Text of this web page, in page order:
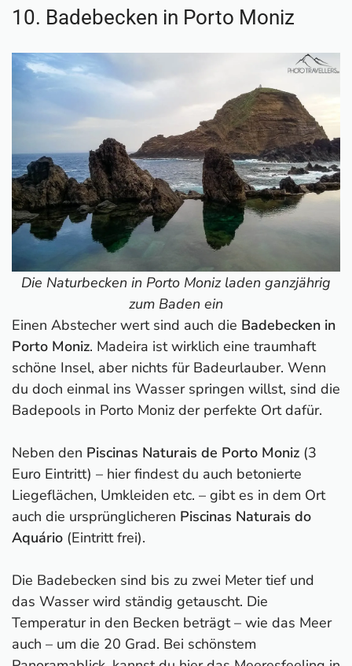
10. Badebecken in Porto Moniz
Die Naturbecken in Porto Moniz laden ganzjährig
zum Baden ein
Einen Abstecher wert sind auch die Badebecken in
Porto Moniz. Madeira ist wirklich eine traumhaft
schöne Insel, aber nichts für Badeurlauber. Wenn
du doch einmal ins Wasser springen willst, sind die
Badepools in Porto Moniz der perfekte Ort dafür.
Neben den Piscinas Naturais de Porto Moniz (3
Euro Eintritt) – hier findest du auch betonierte
Liegeflächen, Umkleiden etc. – gibt es in dem Ort
auch die ursprünglicheren Piscinas Naturais do
Aquário (Eintritt frei).
Die Badebecken sind bis zu zwei Meter tief und
das Wasser wird ständig getauscht. Die
Temperatur in den Becken beträgt – wie das Meer
auch – um die 20 Grad. Bei schönstem